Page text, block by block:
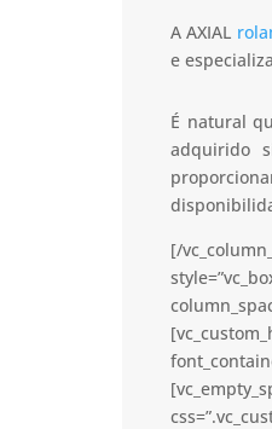
A AXIAL
e
É natural
adquirido
[/